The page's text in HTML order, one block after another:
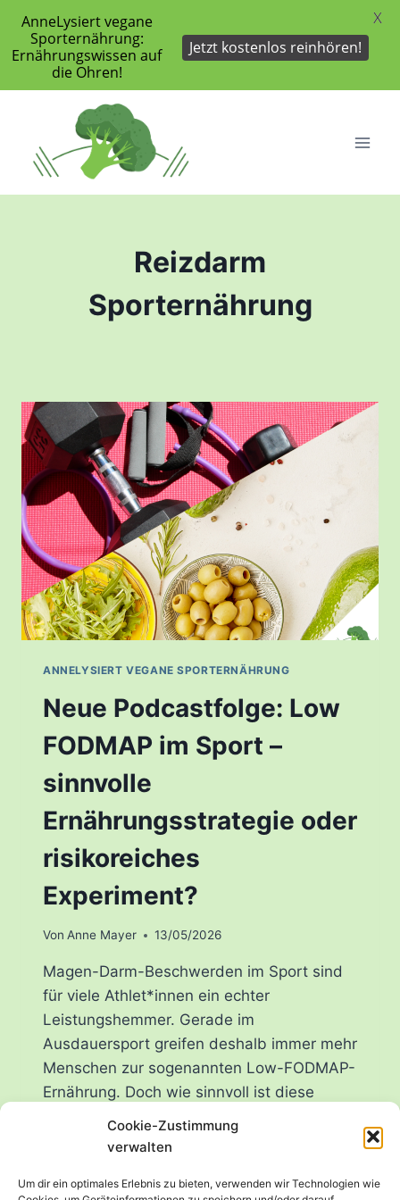
Cookie-Zustimmung
verwalten
Um dir ein optimales Erlebnis zu bieten, verwenden wir Technologien wie
springen
Reizdarm
Sporternährung
ANNELYSIERT VEGANE SPORTERNÄHRUNG
Neue Podcastfolge: Low
FODMAP im Sport –
sinnvolle
Ernährungsstrategie oder
risikoreiches
Experiment?
Von Anne Mayer 13/05/2026
Magen-Darm-Beschwerden im Sport sind
für viele Athlet*innen ein echter
Leistungshemmer. Gerade im
Ausdauersport greifen deshalb immer mehr
Menschen zur sogenannten Low-FODMAP-
Ernährung. Doch wie sinnvoll ist diese
Strategie eigentlich wirklich? Insbesondere
in Kombination mit veganer
der neuen Folge von AnneLysiert vegane
AnneLysiert vegane
Sporternährung:
Ernährungswissen auf
die Ohren!
Jetzt kostenlos reinhören!
X